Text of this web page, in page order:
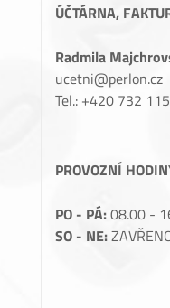
ÚČTÁRNA,
Radmila
ucetni@perlon.cz
Tel.: +420 732
PROVOZNÍ
PO - PÁ:08.00 -
SO - NE: